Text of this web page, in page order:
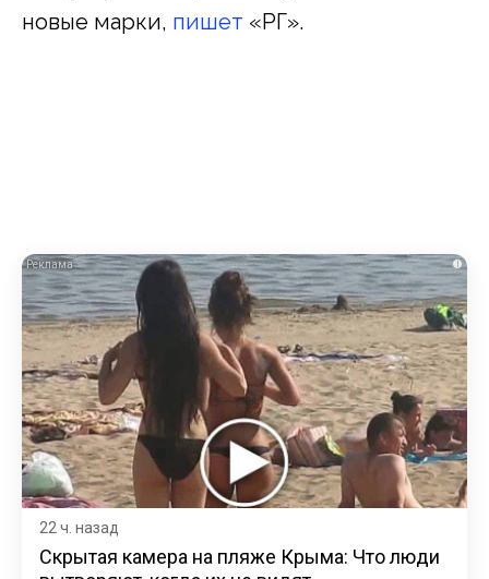
новые марки, пишет «РГ».
i
22 ч. назад
Скрытая камера на пляже Крыма: Что люди